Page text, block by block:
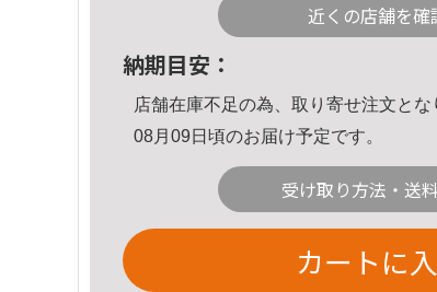
近くの店舗を確
納期目安：
店舗在庫不足の為、取り寄せ注文とな
08月09日頃のお届け予定です。
受け取り方法・送
カートに